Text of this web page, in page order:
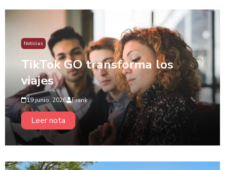
Noticias
TikTok GO transforma los
viajes
19 junio, 2026 Frank
Leer nota